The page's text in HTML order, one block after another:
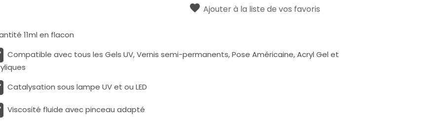
Ajouter à la liste de vos favoris
11ml en flacon
Compatible avec tous les Gels UV, Vernis semi-permanents, Pose Américaine, Acryl Gel et
Catalysation sous lampe UV et ou LED
Viscosité fluide avec pinceau adapté